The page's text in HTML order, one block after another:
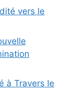
vers le
à Travers le